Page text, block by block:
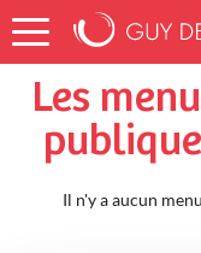
Accueil
Les
Il n'y a aucun